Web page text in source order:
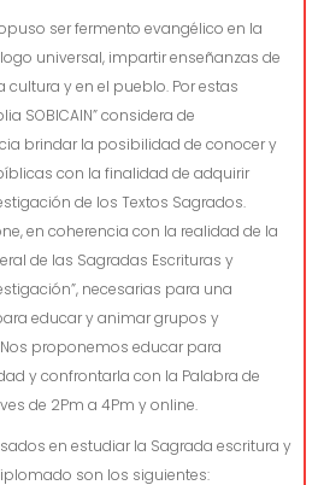
ser fermento evangélico en la
universal, impartir enseñanzas de
y en el pueblo. Por estas
SOBICAIN” considera de
brindar la posibilidad de conocer y
con la finalidad de adquirir
de los Textos Sagrados.
en coherencia con la realidad de la
de las Sagradas Escrituras y
necesarias para una
educar y animar grupos y
proponemos educar para
y confrontarla con la Palabra de
de 2Pm a 4Pm y online.
en estudiar la Sagrada escritura y
son los siguientes: